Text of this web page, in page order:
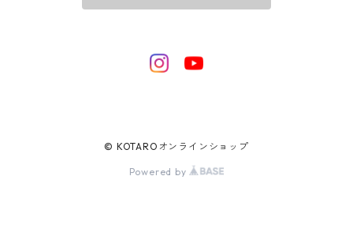
© KOTAROオンラインショップ
Powered by